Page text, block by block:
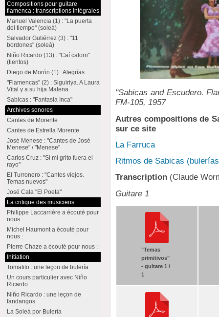
"Sabicas and Escudero.
FM-105, 1957
Autres compositions de
sur ce site
La Farruca
Ritmos de Sabicas
Transcription (Claude
Guitare 1
"Temas
primitivos"
- guitare 1 /
1
Compositions pour guitare
flamenca : transcriptions intégrales
Manuel Valencia (1) : "La puerta
del tiempo" (soleá)
Salvador Gutiérrez (3) : "11
bordones" (soleá)
Niño Ricardo (13) : "Caí calorri"
(tientos)
Diego de Morón (1) : Alegrías
"Flamencas" (2) : Siguiriya. A Laura
Vital y a su hija Malena
Sabicas : "Fantasia Inca"
Archives sonores
Cantes de Morente
Cantes de Estrella Morente
José Menese : "Cantes de José
Menese" / "Menese"
Carlos Cruz : "Si mi grito fuera el
rayo"
El Turronero : "Cantes viejos.
Temas nuevos"
José Cala "El Poeta"
La critique des musiciens
Philippe Laccarrière a écouté pour
nous :
Michel Haumont a écouté pour
nous :
Pierre Chaze a écouté pour nous :
Initiation
Tomatito : une leçon de bulería
Un cours particulier avec Niño
Ricardo
Niño Ricardo : une leçon de
fandangos
La Soleá por Bulería